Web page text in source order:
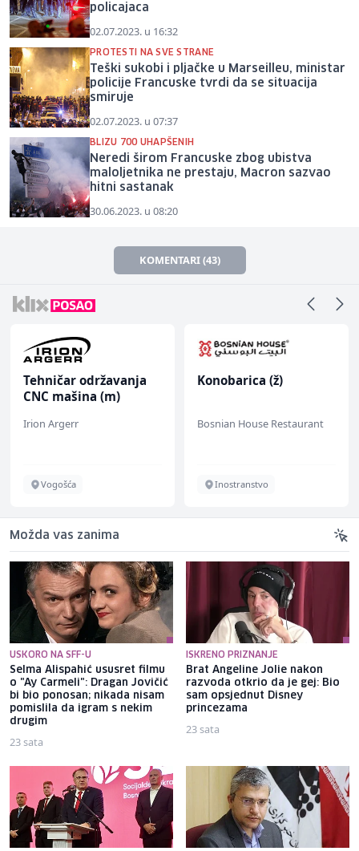
policajaca
02.07.2023. u 16:32
PROTESTI NA SVE STRANE
Teški sukobi i pljačke u Marseilleu, ministar
policije Francuske tvrdi da se situacija
smiruje
02.07.2023. u 07:37
BLIZU 700 UHAPŠENIH
Neredi širom Francuske zbog ubistva
maloljetnika ne prestaju, Macron sazvao
hitni sastanak
30.06.2023. u 08:20
KOMENTARI (43)
Tehničar održavanja
CNC mašina (m)
Irion Argerr
Vogošća
Konobarica (ž)
Bosnian House Restaurant
Inostranstvo
Možda vas zanima
USKORO NA SFF-U
Selma Alispahić ususret filmu
o "Ay Carmeli": Dragan Jovičić
bi bio ponosan; nikada nisam
pomislila da igram s nekim
drugim
23 sata
ISKRENO PRIZNANJE
Brat Angeline Jolie nakon
razvoda otkrio da je gej: Bio
sam opsjednut Disney
princezama
23 sata